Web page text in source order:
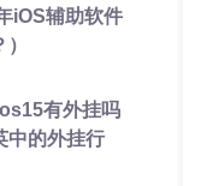
iOS辅助软件
有外挂吗
中的外挂行